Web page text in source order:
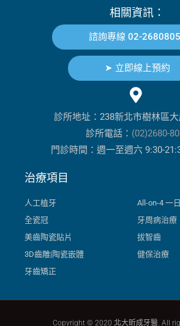
相關資訊：
諮詢專線 02-
➤ 立即線上預約
診所地址：238新北市樹林區
診所電話： (02)2680-
門診時間：週一至週六 9:30-
治療項目
人工植牙
全瓷冠
美齒陶瓷貼片
3D齒雕|陶瓷嵌體
牙齒矯正
All-on-4 一
牙周病治療
拔智齒
健保治療
Copyright © 2020 北大昕成牙醫. All